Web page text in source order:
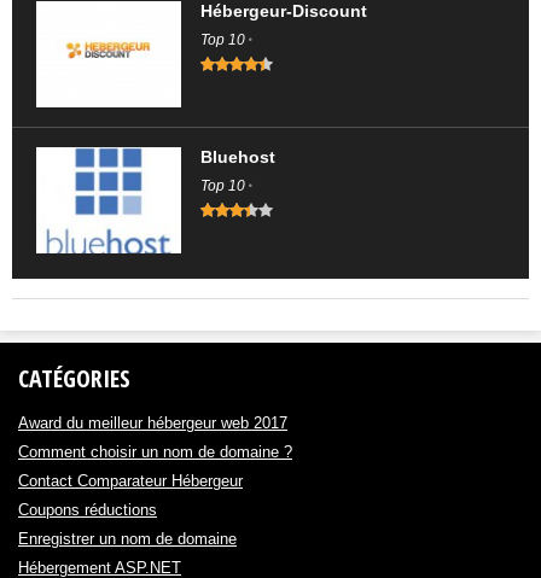
Hébergeur-Discount
Top 10
Bluehost
Top 10
CATÉGORIES
Award du meilleur hébergeur web 2017
Comment choisir un nom de domaine ?
Contact Comparateur Hébergeur
Coupons réductions
Enregistrer un nom de domaine
Hébergement ASP.NET